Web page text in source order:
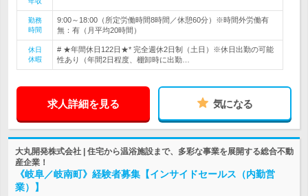
勤務
時間
9:00～18:00（所定労働時間8時間／休憩60分）※時間外労働有
無：有（月平均20時間）
休日
休暇
# ★年間休日122日★* 完全週休2日制（土日）※休日出勤の可能
性あり（年間2日程度、棚卸時に出勤…
求人詳細を見る 気になる
大丸開発株式会社 | 住宅から温浴施設まで、多彩な事業を展開する総合不動
産企業！
《岐阜／岐南町》経験者募集【インサイドセールス（内勤営
業）】